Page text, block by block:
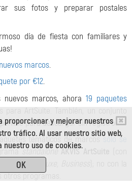
proporcionar y mejorar nuestros
tráfico. Al usar nuestro sitio web,
nuestro uso de cookies.
OK
sus fotos y preparar postales
día de fiesta con familiares y
marcos.
por €12.
marcos, ahora 19 paquetes
para descargar sin registro.
temáticos de marcossólo se
standalone AKVIS ArtSuite
Home Deluxe, Business
otros programas.